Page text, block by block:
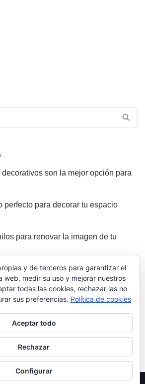
son la mejor opción para
perfecto para decorar tu espacio
para renovar la imagen de tu
oficinas: Funcionalidad y estilo
al instalar vinilos en tu local comercial
y de terceros para garantizar el
web, medir su uso y mejorar nuestros
todas las cookies, rechazar las no
sus preferencias. Política de cookies
Aceptar todo
Rechazar
Configurar